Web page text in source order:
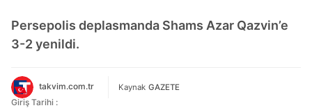
Persepolis deplasmanda Shams Azar Qazvin’e
3-2 yenildi.
takvim.com.tr Kaynak GAZETE
Giriş Tarihi :